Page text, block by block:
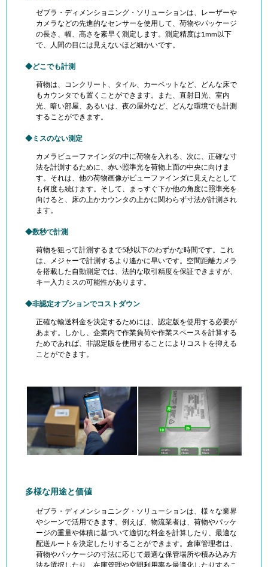
ゼブラ・ディメンショニング・ソリューションは、レーザーや
カメラなどの先進的なセンサーを使用して、荷物やパッケージ
の長さ、幅、高さを素早く測定します。測定精度は1mm以下
で、人間の目には見えないほど細かいです。
どこでも計測
荷物は、コンクリート、タイル、カーペットなど、どんな床で
もカウンタでも置くことができます。また、直射日光、室内
光、暗い部屋、あるいは、夜の屋外など、どんな環境でも計測
することができます。
ミスのない測定
カメラビューファインダの中に荷物を入れる、次に、正確な寸
法を計測するために、赤い照準光を荷物上面の中央に向けま
す。それは、他の荷物画像がビューファインダに見えたとして
も何度も続けます。そして、まっすぐ下か他の角度に照準光を
向けると、床の上かカウンタの上かに関わらず寸法が計測され
ます。
数秒で計測
荷物を狙って計測するまで5秒以下のわずかな時間です。これ
は、メジャーで計測するより遙かに早いです。空間距離カメラ
を搭載した自動測定では、法的な取引精度を保証できますが、
キー入力ミスの可能性があります。
非認定オプションでコストダウン
正確な輸送料金を決定するためには、認定版を使用する必要が
あます。しかし、企業内で作業負荷や作業スペースを計算する
ためであれば、非認定版を使用することによりコストを抑える
ことができます。
多様な用途と価値
ゼブラ・ディメンショニング・ソリューションは、様々な業界
やシーンで活用できます。例えば、物流業者は、荷物やパッケ
ージの重量や体積に基づいて適切な料金を計算したり、最適な
配送ルートを決定したりすることができます。倉庫管理者は、
荷物やパッケージの寸法に応じて最適な保管場所や積み込み方
法を選択したり、在庫管理や空間利用率を最適化したりするこ